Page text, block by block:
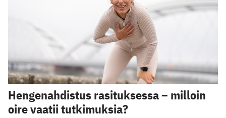
Hengenahdistus rasituksessa – milloin
oire vaatii tutkimuksia?